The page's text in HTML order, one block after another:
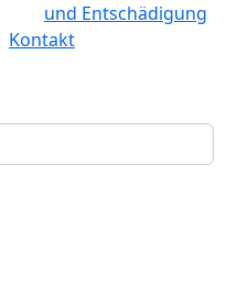
und Entschädigung
Kontakt